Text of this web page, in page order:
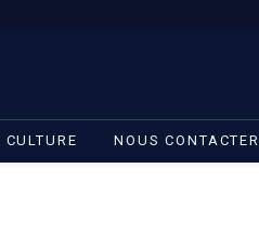
CULTURE NOUS CONTACTER